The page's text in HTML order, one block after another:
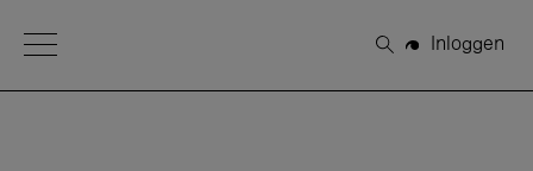
Open Menu
Zoeken
Inloggen